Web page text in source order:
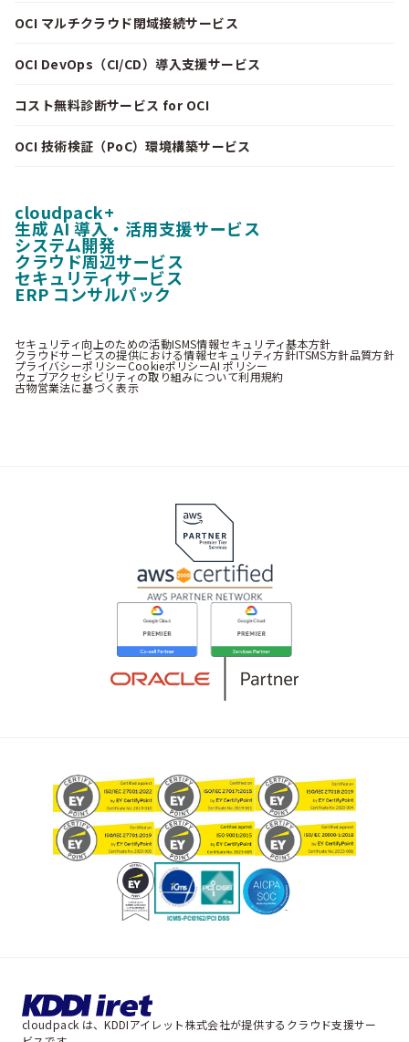
OCI マルチクラウド閉域接続サービス
OCI DevOps（CI/CD）導入支援サービス
コスト無料診断サービス for OCI
OCI 技術検証（PoC）環境構築サービス
cloudpack+
生成 AI 導入・活用支援サービス
システム開発
クラウド周辺サービス
セキュリティサービス
ERP コンサルパック
セキュリティ向上のための活動ISMS情報セキュリティ基本方針
クラウドサービスの提供における情報セキュリティ方針ITSMS方針品質方針
プライバシーポリシーCookieポリシーAI ポリシー
ウェブアクセシビリティの取り組みについて利用規約
古物営業法に基づく表示
cloudpack は、KDDIアイレット株式会社が提供するクラウド支援サー